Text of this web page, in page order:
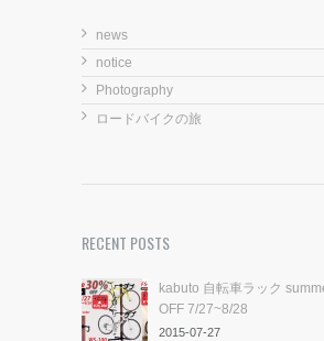
news
notice
Photography
ロードバイクの旅
RECENT POSTS
kabuto 自転車ラック
OFF 7/27~8/28
2015-07-27